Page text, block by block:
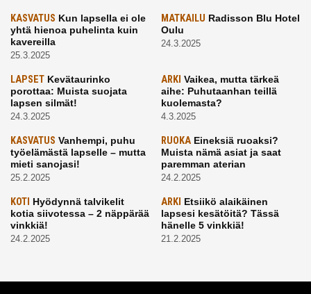
KASVATUS Kun lapsella ei ole
yhtä hienoa puhelinta kuin
kavereilla
25.3.2025
MATKAILU Radisson Blu Hotel
Oulu
24.3.2025
LAPSET Kevätaurinko
porottaa: Muista suojata
lapsen silmät!
24.3.2025
ARKI Vaikea, mutta tärkeä
aihe: Puhutaanhan teillä
kuolemasta?
4.3.2025
KASVATUS Vanhempi, puhu
työelämästä lapselle – mutta
mieti sanojasi!
25.2.2025
RUOKAEineksiä ruoaksi?
Muista nämä asiat ja saat
paremman aterian
24.2.2025
KOTI Hyödynnä talvikelit
kotia siivotessa – 2 näppärää
vinkkiä!
24.2.2025
ARKI Etsiikö alaikäinen
lapsesi kesätöitä? Tässä
hänelle 5 vinkkiä!
21.2.2025